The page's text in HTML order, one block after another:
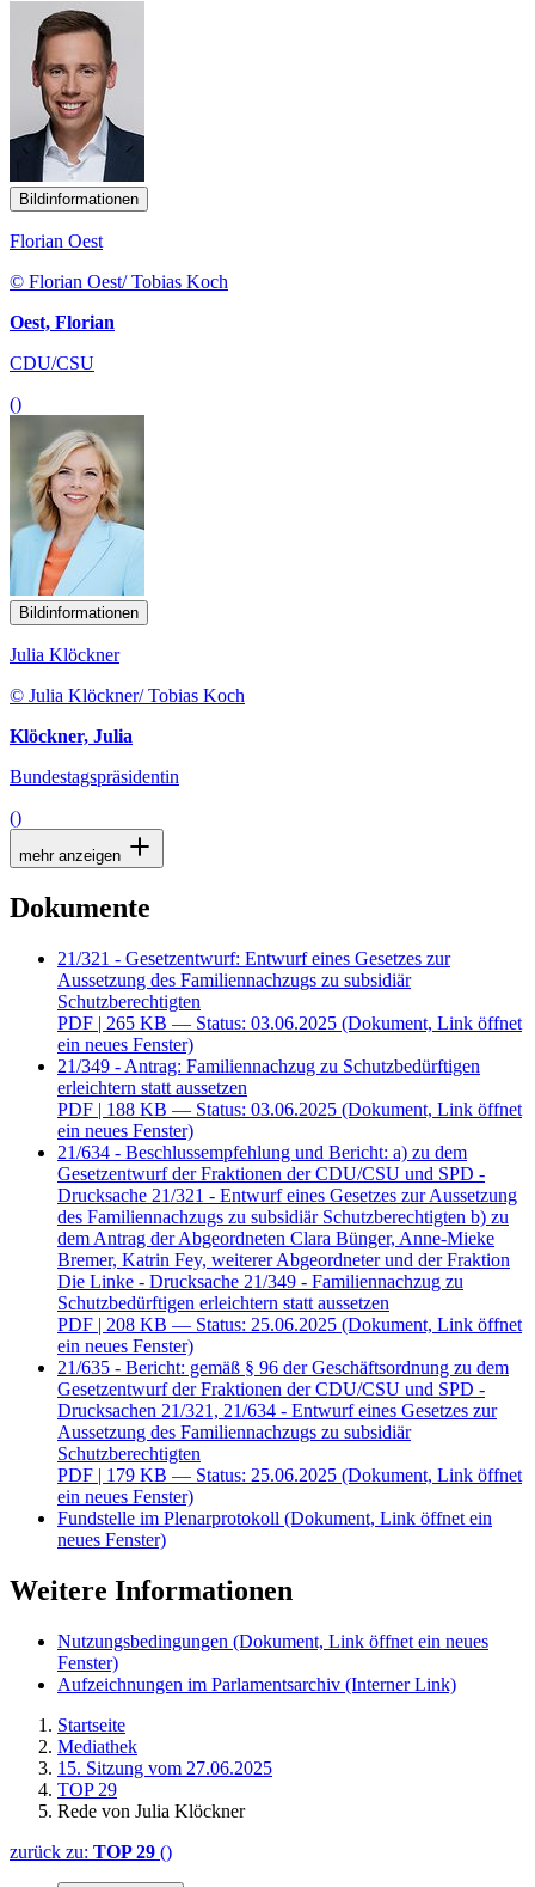
Bildinformationen
Florian Oest
© Florian Oest/ Tobias Koch
Oest, Florian
CDU/CSU
()
Bildinformationen
Julia Klöckner
© Julia Klöckner/ Tobias Koch
Klöckner, Julia
Bundestagspräsidentin
()
mehr anzeigen
Dokumente
21/321 - Gesetzentwurf: Entwurf eines Gesetzes zur
Aussetzung des Familiennachzugs zu subsidiär
Schutzberechtigten
PDF | 265 KB — Status: 03.06.2025 (Dokument, Link öffnet
ein neues Fenster)
21/349 - Antrag: Familiennachzug zu Schutzbedürftigen
erleichtern statt aussetzen
PDF | 188 KB — Status: 03.06.2025 (Dokument, Link öffnet
ein neues Fenster)
21/634 - Beschlussempfehlung und Bericht: a) zu dem
Gesetzentwurf der Fraktionen der CDU/CSU und SPD -
Drucksache 21/321 - Entwurf eines Gesetzes zur Aussetzung
des Familiennachzugs zu subsidiär Schutzberechtigten b) zu
dem Antrag der Abgeordneten Clara Bünger, Anne-Mieke
Bremer, Katrin Fey, weiterer Abgeordneter und der Fraktion
Die Linke - Drucksache 21/349 - Familiennachzug zu
Schutzbedürftigen erleichtern statt aussetzen
PDF | 208 KB — Status: 25.06.2025 (Dokument, Link öffnet
ein neues Fenster)
21/635 - Bericht: gemäß § 96 der Geschäftsordnung zu dem
Gesetzentwurf der Fraktionen der CDU/CSU und SPD -
Drucksachen 21/321, 21/634 - Entwurf eines Gesetzes zur
Aussetzung des Familiennachzugs zu subsidiär
Schutzberechtigten
PDF | 179 KB — Status: 25.06.2025 (Dokument, Link öffnet
ein neues Fenster)
Fundstelle im Plenarprotokoll (Dokument, Link öffnet ein
neues Fenster)
Weitere Informationen
Nutzungsbedingungen (Dokument, Link öffnet ein neues
Fenster)
Aufzeichnungen im Parlamentsarchiv (Interner Link)
Startseite
Mediathek
15. Sitzung vom 27.06.2025
TOP 29
Rede von Julia Klöckner
zurück zu: TOP 29 ()